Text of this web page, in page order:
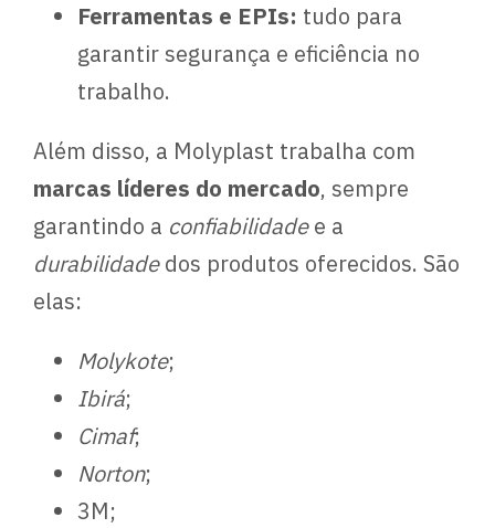
Ferramentas e EPIs: tudo para
garantir segurança e eficiência no
trabalho.
Além disso, a Molyplast trabalha com
marcas líderes do mercado, sempre
garantindo a confiabilidadee a
durabilidadedos produtos oferecidos. São
elas:
Molykote;
Ibirá;
Cimaf;
Norton;
3M;